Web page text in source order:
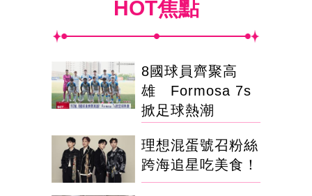
HOT焦點
8國球員齊聚高
雄 Formosa 7s
掀足球熱潮
理想混蛋號召粉絲
跨海追星吃美食！